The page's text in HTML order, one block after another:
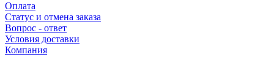
Оплата
Статус и отмена заказа
Вопрос - ответ
Условия доставки
Компания